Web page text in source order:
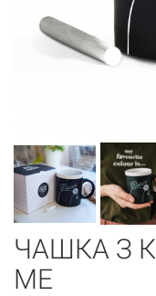
ЧАШКА З
ME